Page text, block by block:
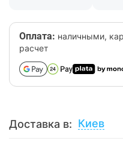
Оплата: наличными,
расчет
Доставка в: Киев